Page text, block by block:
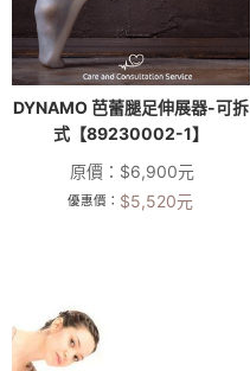
DYNAMO 芭蕾腿足伸展器-可拆
式【89230002-1】
原價： $6,900元
優惠價： $5,520元